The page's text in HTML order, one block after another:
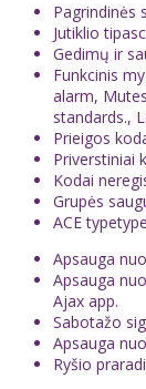
Pagrindinės
Jutiklio
Gedimų ir
Funkcinis
alarm,
standards.,
Prieigos
Priverstiniai
Kodai
Grupės
ACE
Apsauga
Apsauga
Ajax app.
Sabotažo
Apsauga
Ryšio